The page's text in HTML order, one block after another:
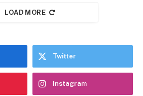
LOAD MORE
Twitter
Instagram